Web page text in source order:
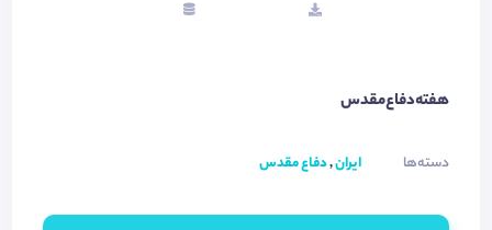
هفته‌دفاع‌مقدس
دسته‌ها ایران,دفاع مقدس